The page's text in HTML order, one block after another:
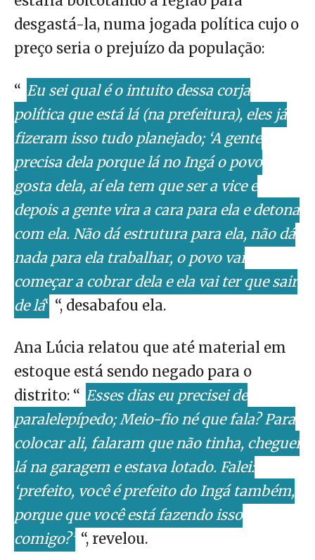
desgastá-la, numa jogada política cujo o
preço seria o prejuízo da população:
“ Eu sei qual é o intuito dessa corja
política que está lá (na prefeitura), eles já
fizeram isso tudo planejado; ‘A gente
precisa dela porque lá no Ingá o povo
gosta dela, aí ela tem que ser a vice e
depois a gente vira a cara para ela e detona
com ela. Não dá estrutura para ela, não dá
nada para ela trabalhar, o povo vai
começar a cobrar dela e ela vai ter que sair
de lá‘ “, desabafou ela.
Ana Lúcia relatou que até material em
estoque está sendo negado para o
distrito: “ Esses dias eu precisei de
paralelepípedo; Meio-fio né que fala? Para
colocar ali, falaram que não tinha, cheguei
lá na garagem e estava lotado. Falei:
‘prefeito, você é prefeito do Ingá também,
porque que você está fazendo isso
comigo?’ “, revelou.